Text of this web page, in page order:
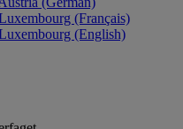
(Français)
(English)